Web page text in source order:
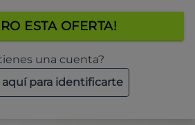
ESTA OFERTA!
una cuenta?
aquí para identificarte